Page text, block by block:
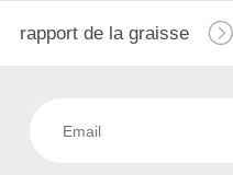
rapport de la graisse